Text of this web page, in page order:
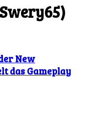
New
das Gameplay